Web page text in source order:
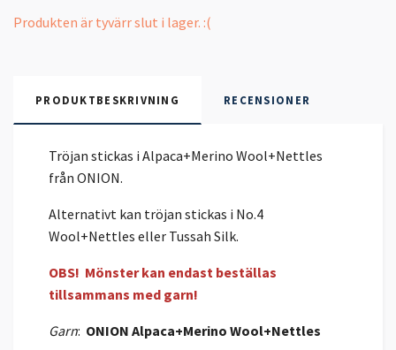
Produkten är tyvärr slut i lager. :(
PRODUKTBESKRIVNING RECENSIONER
Tröjan stickas i Alpaca+Merino Wool+Nettles
från ONION.
Alternativt kan tröjan stickas i No.4
Wool+Nettles eller Tussah Silk.
OBS! Mönster kan endast beställas
tillsammans med garn!
Garn: ONION Alpaca+Merino Wool+Nettles